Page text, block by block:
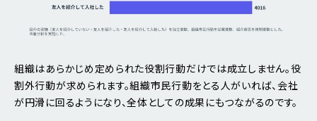
組織はあらかじめ定められた役割行動だけでは成立しません。役
割外行動が求められます。組織市民行動をとる人がいれば、会社
が円滑に回るようになり、全体としての成果にもつながるのです。